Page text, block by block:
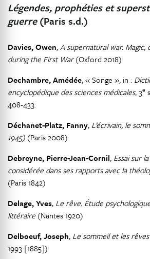
Légendes, prophéties et
guerre(Paris s.d.)
Davies, Owen,A supernatural war. Magic,
during the First War(Oxford 2018)
Dechambre, Amédée, « Songe », in :
encyclopédique des sciences médicales, 3e
408-433.
Déchanet-Platz, Fanny, L’écrivain, le
1945) (Paris 2008)
Debreyne, Pierre-Jean-Cornil, Essai sur
considérée dans ses rapports avec la
(Paris 1842)
Delage, Yves, Le rêve. Étude
littéraire (Nantes 1920)
Delboeuf, Joseph, Le sommeil et les
1993 [1885])